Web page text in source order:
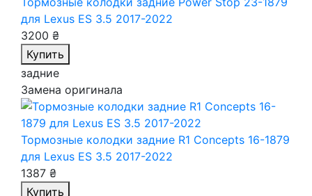
для Lexus ES 3.5 2017-2022
3200 ₴
Купить
задние
Замена оригинала
Тормозные колодки задние R1 Concepts 16-1879
для Lexus ES 3.5 2017-2022
1387 ₴
Купить